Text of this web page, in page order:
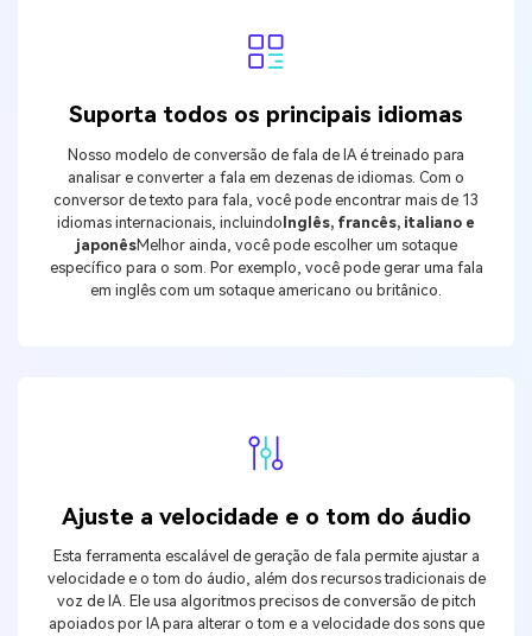
Suporta todos os principais idiomas
Nosso modelo de conversão de fala de IA é treinado para
analisar e converter a fala em dezenas de idiomas. Com o
conversor de texto para fala, você pode encontrar mais de 13
idiomas internacionais, incluindo Inglês, francês, italiano e
japonêsMelhor ainda, você pode escolher um sotaque
específico para o som. Por exemplo, você pode gerar uma fala
em inglês com um sotaque americano ou britânico.
Ajuste a velocidade e o tom do áudio
Esta ferramenta escalável de geração de fala permite ajustar a
velocidade e o tom do áudio, além dos recursos tradicionais de
voz de IA. Ele usa algoritmos precisos de conversão de pitch
apoiados por IA para alterar o tom e a velocidade dos sons que